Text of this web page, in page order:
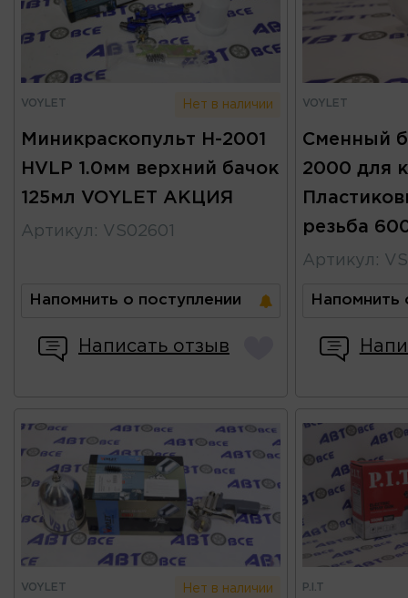
VOYLET Нет в наличии
Миникраскопульт H-2001
HVLP 1.0мм верхний бачок
125мл VOYLET АКЦИЯ
Артикул : VS02601
Напомнить о поступлении
Написать отзыв
VOYLET
Сменный
2000 для
резьба
Артикул :
Напомнить
VOYLET Нет в наличии P.I.T